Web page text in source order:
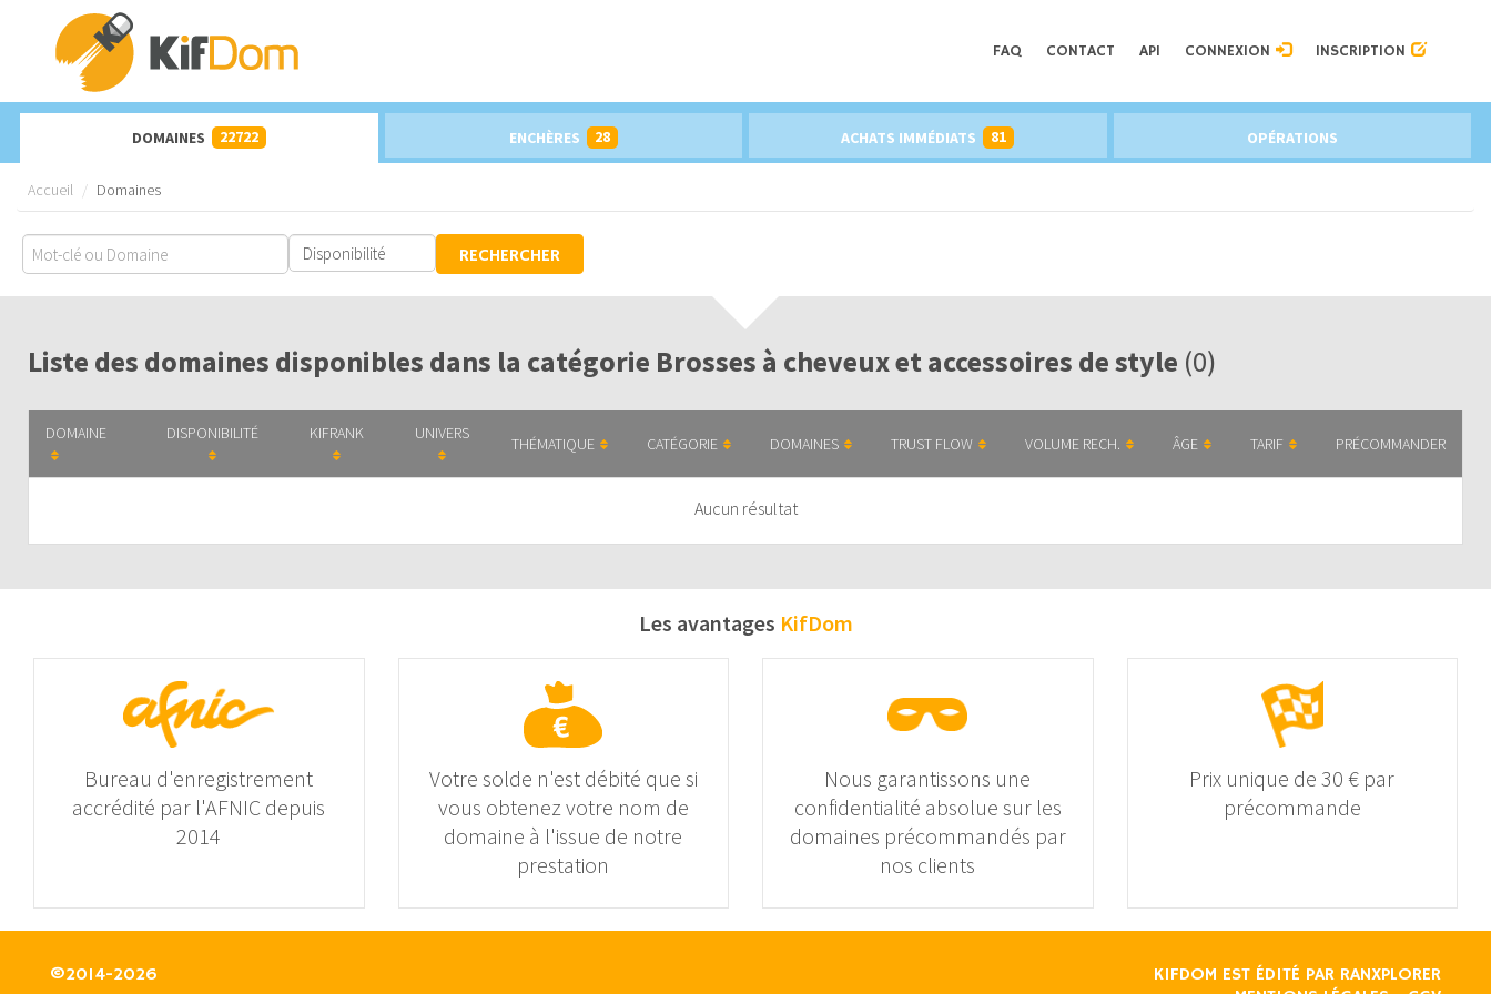
FAQ CONTACT API CONNEXION INSCRIPTION
DOMAINES 22722 ENCHÈRES 28 ACHATS IMMÉDIATS 81 OPÉRATIONS
Accueil Domaines
RECHERCHER
Liste des domaines disponibles dans la catégorie Brosses à cheveux et accessoires de style (0)
DOMAINE DISPONIBILITÉ KIFRANK UNIVERS
THÉMATIQUE CATÉGORIE DOMAINES TRUST FLOW VOLUME RECH. ÂGE TARIF PRÉCOMMANDER
Aucun résultat
Les avantages KifDom
Bureau d'enregistrement
accrédité par l'AFNIC depuis
2014
Votre solde n'est débité que si
vous obtenez votre nom de
domaine à l'issue de notre
prestation
Nous garantissons une
confidentialité absolue sur les
domaines précommandés par
nos clients
Prix unique de 30 € par
précommande
©2014-2026 KIFDOM EST ÉDITÉ PAR RANXPLORER